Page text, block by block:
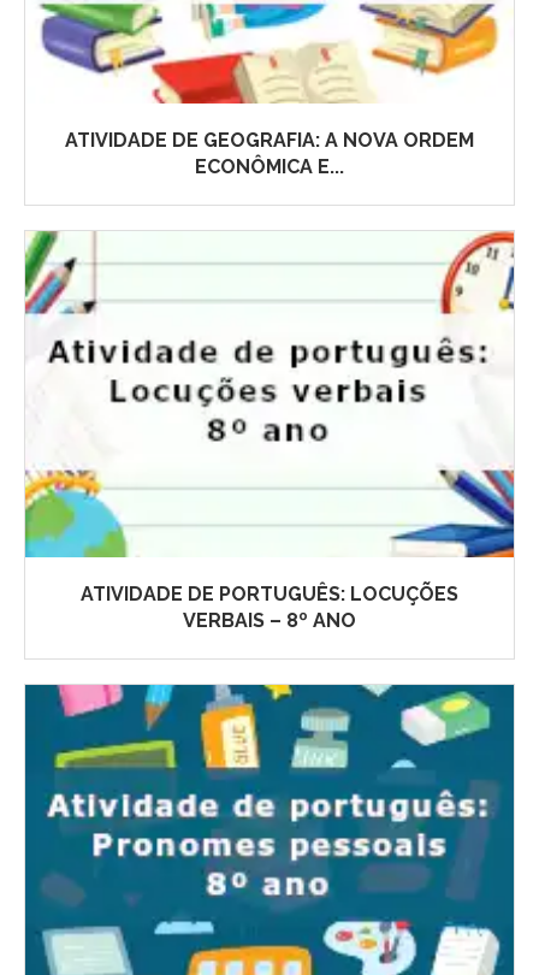
ATIVIDADE DE GEOGRAFIA: A NOVA ORDEM
ECONÔMICA E...
ATIVIDADE DE PORTUGUÊS: LOCUÇÕES
VERBAIS – 8º ANO